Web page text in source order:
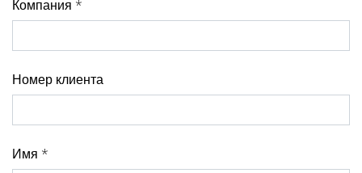
Компания *
Номер клиента
Имя *